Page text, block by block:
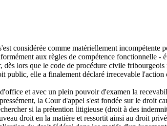
considérée comme matériellement
aux règles de compétence
dès lors que le code de procédure civile
public, elle a finalement déclaré irrecevable l'action
et avec un plein pouvoir d'examen la
la Cour d'appel s'est fondée sur le droit
si la prétention litigieuse (droit à des
droit en la matière et ressortit ainsi au droit